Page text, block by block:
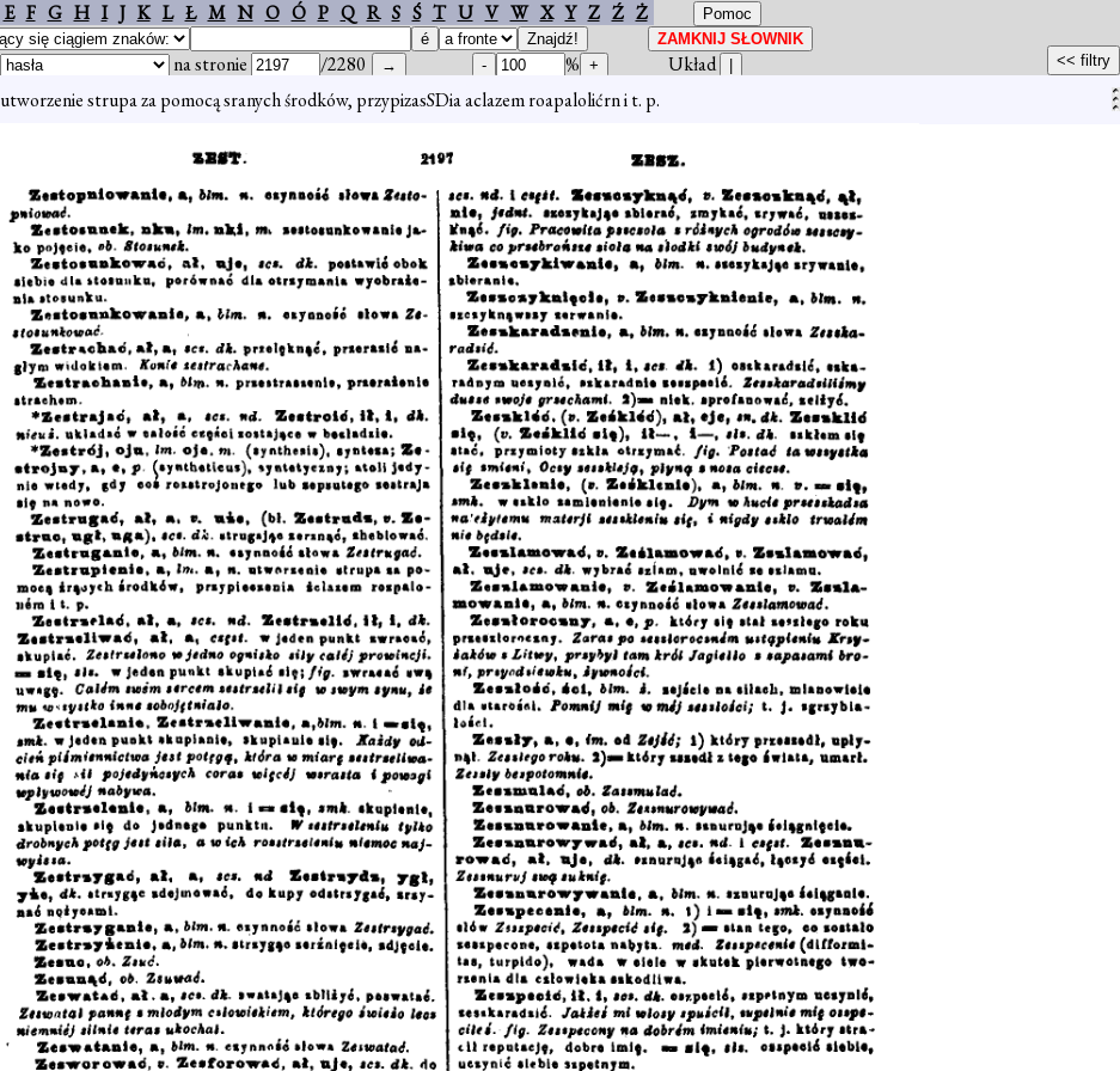
E F G H I J K L Ł M N O Ó P Q R S Ś T U V W X Y Z Ź Ż
na stronie /2280 %
Układ
utworzenie strupa za pomocą sranych środków, przypizasSDia aclazem roapalolićrn i t. p.